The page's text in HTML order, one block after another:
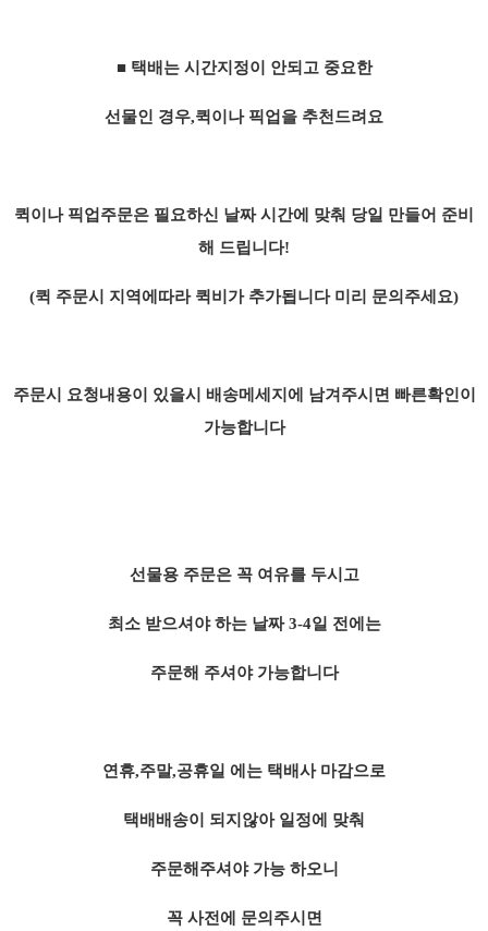
■ 택배는 시간지정이 안되고 중요한
선물인 경우,퀵이나 픽업을 추천드려요
퀵이나 픽업주문은 필요하신 날짜 시간에 맞춰 당일 만들어 준비
해 드립니다!
​(퀵 주문시 지역에따라 퀵비가 추가됩니다 미리 문의주세요)
주문시 요청내용이 있을시 배송메세지에 남겨주시면 빠른확인이
가능합니다
선물용 주문은 꼭 여유를 두시고
최소 받으셔야 하는 날짜 3-4일 전에는
주문해 주셔야 가능합니다
연휴,주말,공휴일 에는 택배사 마감으로
택배배송이 되지않아 일정에 맞춰
주문해주셔야 가능 하오니
꼭 사전에 문의주시면